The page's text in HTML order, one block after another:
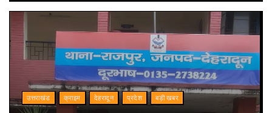
उत्तराखंड क्राइम देहरादून प्रदेश बड़ी खबर